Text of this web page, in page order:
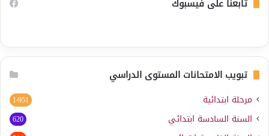
تابعنا على فيسبوك
تبويب الامتحانات المستوى الدراسي
مرحلة ابتدائية 1٬951
السنة السادسة ابتدائي 620